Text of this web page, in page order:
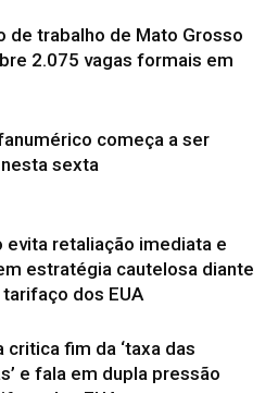
de trabalho de Mato Grosso
2.075 vagas formais em
começa a ser
sexta
evita retaliação imediata e
estratégia cautelosa diante
dos EUA
critica fim da ‘taxa das
e fala em dupla pressão